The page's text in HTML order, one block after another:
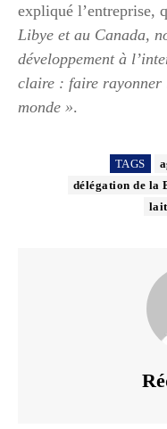
expliqué l’entreprise,
Libye et au Canada,
développement à
claire : faire rayonner
monde ».
TAGS
délégation de la